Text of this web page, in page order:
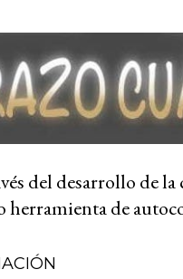
del desarrollo de
de